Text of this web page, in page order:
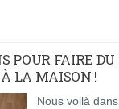
POUR FAIRE DU
LA MAISON !
Nous voilà